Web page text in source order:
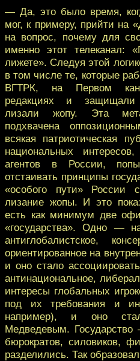
— Да, это было время,
мог, к примеру, прийти на
на вопрос, почему для
именно этот телеканал:
лижете». Следуя этой
в том числе те, которые
ВГТРК, на Первом
редакциях и защищали
лизали жопу. Эта
подхвачена
всякая патриотическая
национальных
агентов в России,
отстаивать принципы
«особого пути» России
лизание жопы. И это
есть как минимум две
«государства». Одно —
антиглобалистское,
ориентированное на
и оно стало
антинациональное,
интересы глобальных
под их требования и
например), и оно
Медведевым.
бюрократов, силовиков,
разделились. Так